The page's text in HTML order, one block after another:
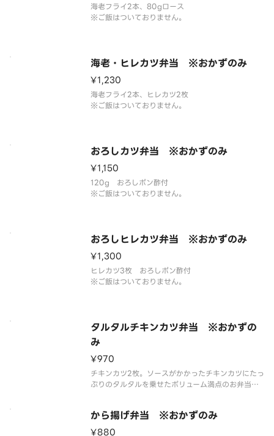
海老フライ2本、80gロース
※ご飯はついておりません。
海老・ヒレカツ弁当 ※おかずのみ
¥1,230
海老フライ2本、ヒレカツ2枚
※ご飯はついておりません。
おろしカツ弁当 ※おかずのみ
¥1,150
120g おろしポン酢付
※ご飯はついておりません。
おろしヒレカツ弁当 ※おかずのみ
¥1,300
ヒレカツ3枚 おろしポン酢付
※ご飯はついておりません。
タルタルチキンカツ弁当 ※おかずの
み
¥970
チキンカツ2枚。ソースがかかったチキンカツにたっ
ぷりのタルタルを乗せたボリューム満点のお弁当で
から揚げ弁当 ※おかずのみ
¥880